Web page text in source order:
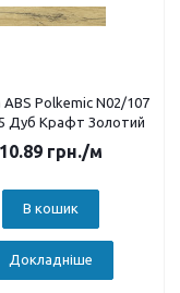
ABS Polkemic N02/107
Дуб Крафт Золотий
10.89 грн./м
В кошик
Докладніше